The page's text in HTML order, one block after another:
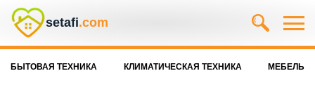
setafi.com
БЫТОВАЯ ТЕХНИКА КЛИМАТИЧЕСКАЯ ТЕХНИКА МЕБЕЛЬ